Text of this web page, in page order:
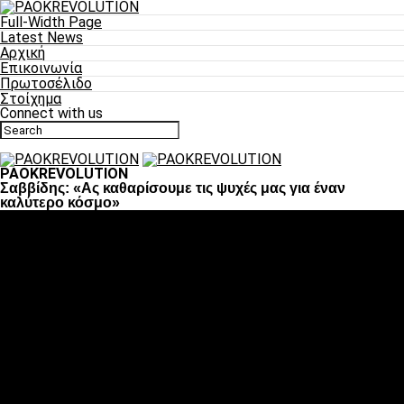
Full-Width Page
Latest News
Αρχική
Επικοινωνία
Πρωτοσέλιδο
Στοίχημα
Connect with us
PAOKREVOLUTION
Σαββίδης: «Ας καθαρίσουμε τις ψυχές μας για έναν
καλύτερο κόσμο»